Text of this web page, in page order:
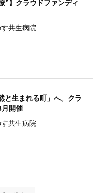
”】クラウドファンディ
共生病院
と生まれる町」へ。クラ
開催
共生病院